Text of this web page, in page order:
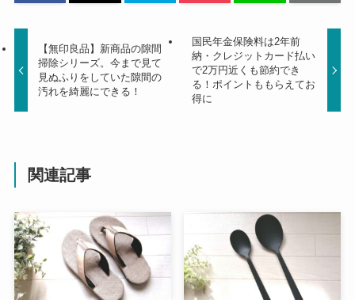
【無印良品】新商品の隙間
掃除シリーズ。今まで見て
見ぬふりをしていた隙間の
汚れを綺麗にできる！
国民年金保険料は2年前
納・クレジットカード払い
で2万円近くも節約でき
る！ポイントももらえてお
得に
関連記事